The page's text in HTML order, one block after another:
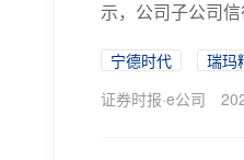
示，公司子公司
宁德时代 瑞玛
证券时报·e公司